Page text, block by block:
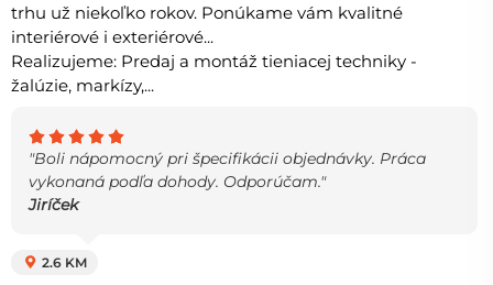
trhu už niekoľko rokov. Ponúkame vám kvalitné
interiérové i exteriérové...
Realizujeme: Predaj a montáž tieniacej techniky -
žalúzie, markízy,...
"Boli nápomocný pri špecifikácii objednávky. Práca
vykonaná podľa dohody. Odporúčam."
Jiríček
2.6 KM